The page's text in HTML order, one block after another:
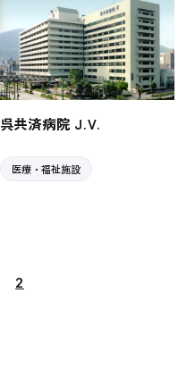
呉共済病院 J.V.
医療・福祉施設
2